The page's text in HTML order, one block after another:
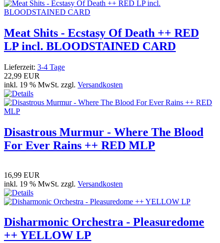
Meat Shits - Ecstasy Of Death ++ RED
LP incl. BLOODSTAINED CARD
Lieferzeit: 3-4 Tage
22,99 EUR
inkl. 19 % MwSt. zzgl. Versandkosten
Disastrous Murmur - Where The Blood
For Ever Rains ++ RED MLP
16,99 EUR
inkl. 19 % MwSt. zzgl. Versandkosten
Disharmonic Orchestra - Pleasuredome
++ YELLOW LP